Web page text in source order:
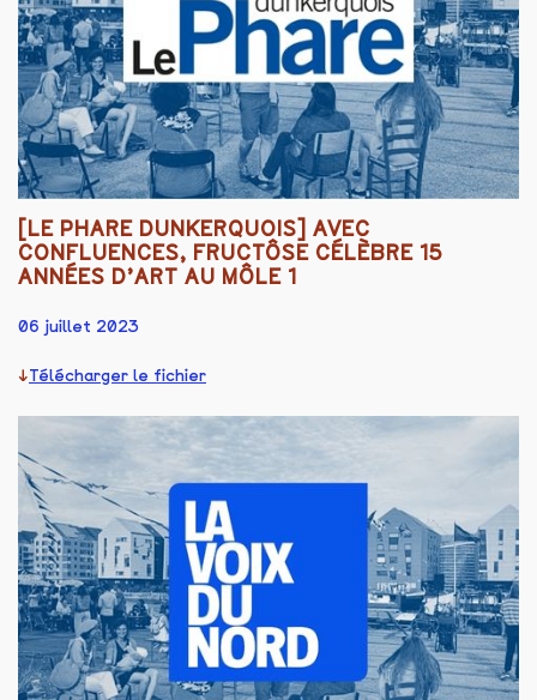
[LE PHARE DUNKERQUOIS] AVEC
CONFLUENCES, FRUCTÔSE CÉLÈBRE 15
ANNÉES D’ART AU MÔLE 1
06 juillet 2023
Télécharger le fichier